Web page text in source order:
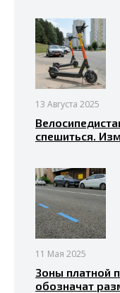
13 Августа 2025
спешиться.
11 Мая 2025
Зоны платной
обозначат